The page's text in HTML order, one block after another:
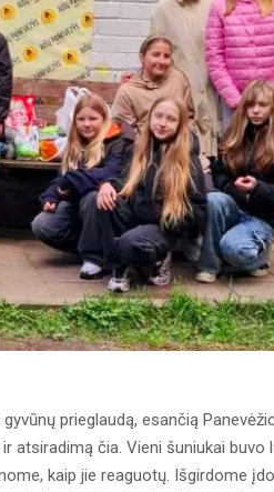
prieglaudą, esančią
čia. Vieni šuniukai buvo
kaip jie reaguotų. Išgirdome